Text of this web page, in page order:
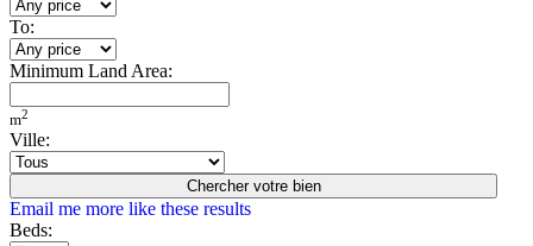
To:
Minimum Land Area:
m2
Ville:
Chercher votre bien
Email me more like these results
Beds: